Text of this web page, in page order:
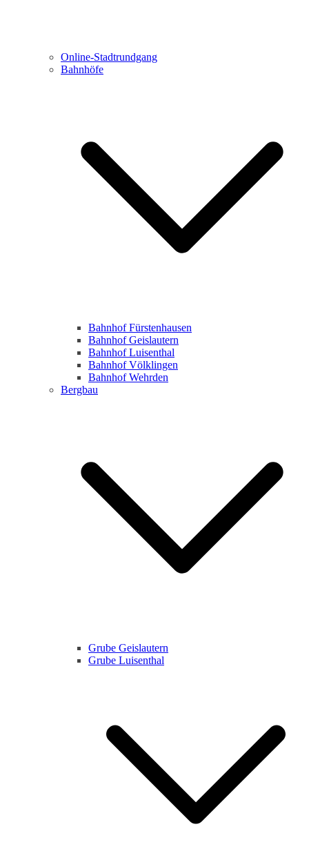
Online-Stadtrundgang
Bahnhöfe
Bahnhof Fürstenhausen
Bahnhof Geislautern
Bahnhof Luisenthal
Bahnhof Völklingen
Bahnhof Wehrden
Bergbau
Grube Geislautern
Grube Luisenthal